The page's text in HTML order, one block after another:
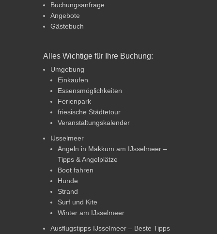
Buchungsanfrage
Angebote
Gästebuch
Alles Wichtige für Ihre Buchung:
Umgebung
Einkaufen
Essensmöglichkeiten
Ferienpark
friesische Städtetour
Veranstaltungskalender
IJsselmeer
Angeln in Makkum am IJsselmeer –
Tipps & Angelplätze
Boot fahren
Hunde
Strand
Surf und Kite
Winter am IJsselmeer
Ausflugstipps IJsselmeer – Beste Tipps